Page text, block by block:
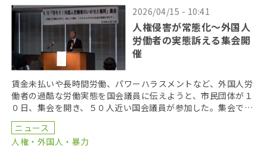
2026/04/15 - 10:41
人権侵害が常態化〜外国人
労働者の実態訴える集会開
催
賃金未払いや長時間労働、パワーハラスメントなど、外国人労
働者の過酷な労働実態を国会議員に伝えようと、市民団体が１
０日、集会を開き、５０人近い国会議員が参加した。集会で
は、技能実習制度や特定技能制度における過酷な労働環境の
[…]
ニュース
人権・外国人・暴力